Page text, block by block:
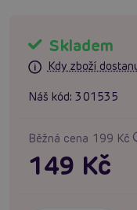
Skladem
Kdy zboží
Náš kód: 301535
Běžná cena 199 Kč
149 Kč